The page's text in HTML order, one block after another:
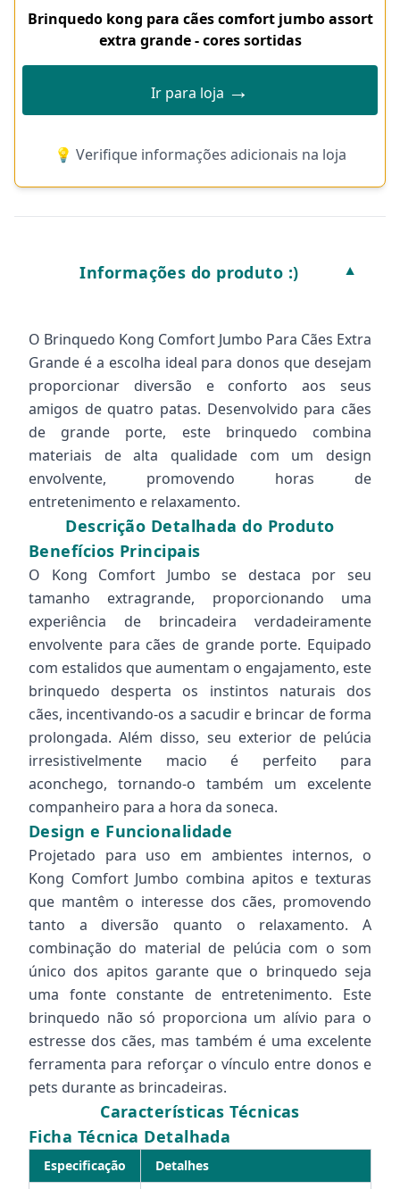
Brinquedo kong para cães comfort jumbo assort
extra grande - cores sortidas
Ir para loja →
💡 Verifique informações adicionais na loja
Informações do produto :) ▼
O Brinquedo Kong Comfort Jumbo Para Cães Extra
Grande é a escolha ideal para donos que desejam
proporcionar diversão e conforto aos seus
amigos de quatro patas. Desenvolvido para cães
de grande porte, este brinquedo combina
materiais de alta qualidade com um design
envolvente, promovendo horas de
entretenimento e relaxamento.
Descrição Detalhada do Produto
Benefícios Principais
O Kong Comfort Jumbo se destaca por seu
tamanho extragrande, proporcionando uma
experiência de brincadeira verdadeiramente
envolvente para cães de grande porte. Equipado
com estalidos que aumentam o engajamento, este
brinquedo desperta os instintos naturais dos
cães, incentivando-os a sacudir e brincar de forma
prolongada. Além disso, seu exterior de pelúcia
irresistivelmente macio é perfeito para
aconchego, tornando-o também um excelente
companheiro para a hora da soneca.
Design e Funcionalidade
Projetado para uso em ambientes internos, o
Kong Comfort Jumbo combina apitos e texturas
que mantêm o interesse dos cães, promovendo
tanto a diversão quanto o relaxamento. A
combinação do material de pelúcia com o som
único dos apitos garante que o brinquedo seja
uma fonte constante de entretenimento. Este
brinquedo não só proporciona um alívio para o
estresse dos cães, mas também é uma excelente
ferramenta para reforçar o vínculo entre donos e
pets durante as brincadeiras.
Características Técnicas
Ficha Técnica Detalhada
Especificação
Detalhes